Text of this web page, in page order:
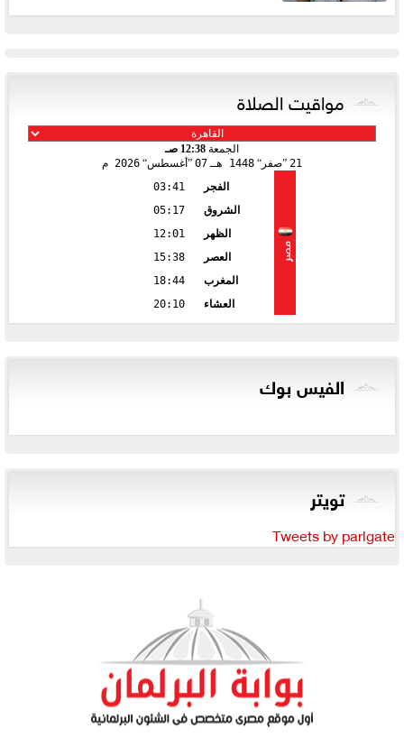
مواقيت الصلاة
الجمعة 12:38 صـ
21
صفر 1448 هـ 07 أغسطس 2026 م
مصر
الفجر
03:41
الشروق
05:17
الظهر
12:01
العصر
15:38
المغرب
18:44
العشاء
20:10
الفيس بوك
تويتر
Tweets by parlgate